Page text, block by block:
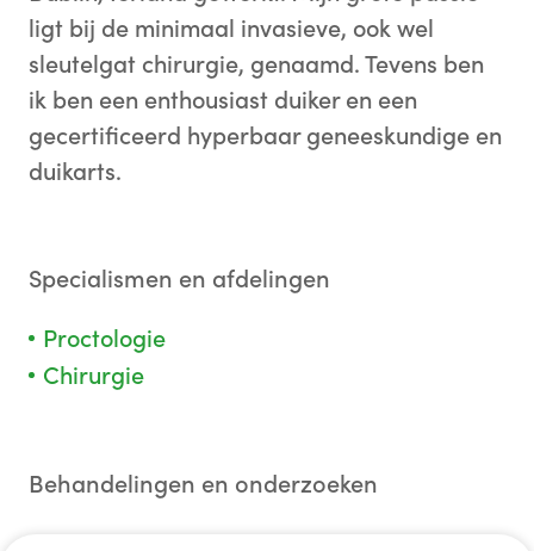
ligt bij de minimaal invasieve, ook wel
sleutelgat chirurgie, genaamd. Tevens ben
ik ben een enthousiast duiker en een
gecertificeerd hyperbaar geneeskundige en
duikarts.
Specialismen en afdelingen
Proctologie
Chirurgie
Behandelingen en onderzoeken